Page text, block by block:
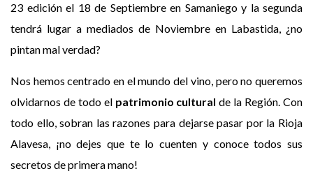
23 edición el 18 de Septiembre en Samaniego y la segunda
tendrá lugar a mediados de Noviembre en Labastida, ¿no
pintan mal verdad?
Nos hemos centrado en el mundo del vino, pero no queremos
olvidarnos de todo el patrimonio cultural de la Región. Con
todo ello, sobran las razones para dejarse pasar por la Rioja
Alavesa, ¡no dejes que te lo cuenten y conoce todos sus
secretos de primera mano!